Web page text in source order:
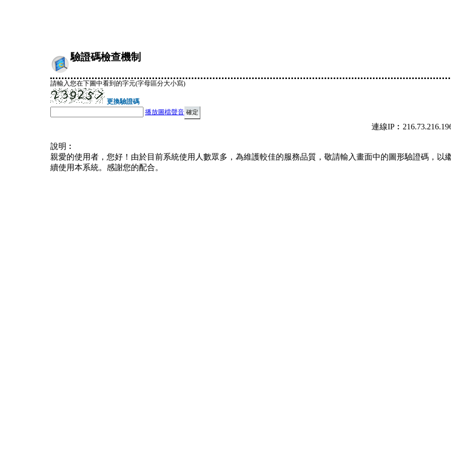
驗證碼檢查機制
請輸入您在下圖中看到的字元(字母區分大小寫)
更換驗證碼
播放圖檔聲音
連線
說明︰
親愛的使用者，您好！由於目前系統使用人數眾多，為維護較佳的服務品質，敬請輸入畫面中的圖形驗證碼，以
續使用本系統。感謝您的配合。